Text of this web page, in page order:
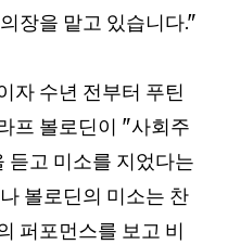
장을 맡고 있습니다."
자 수년 전부터 푸틴
프 볼로딘이 "사회주
듣고 미소를 지었다는
볼로딘의 미소는 찬
퍼포먼스를 보고 비